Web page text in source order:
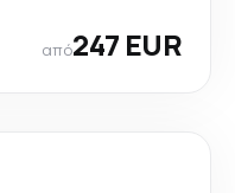
από247 EUR